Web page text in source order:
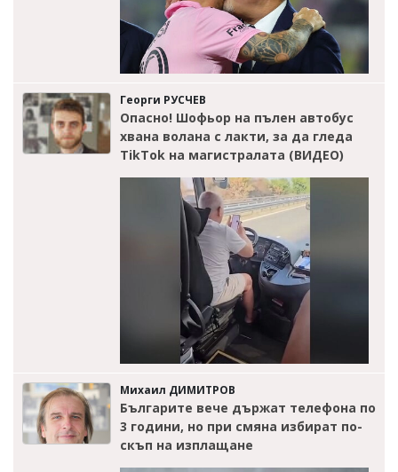
Георги РУСЧЕВ
Опасно! Шофьор на пълен автобус
хвана волана с лакти, за да гледа
TikTok на магистралата (ВИДЕО)
Михаил ДИМИТРОВ
Българите вече държат телефона по
3 години, но при смяна избират по-
скъп на изплащане